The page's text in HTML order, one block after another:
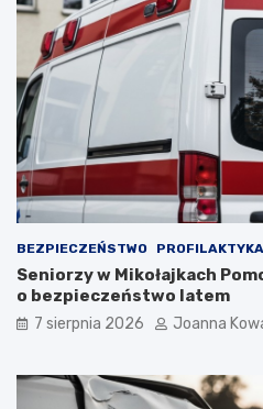
BEZPIECZEŃSTWO PROFILAKTYKA
Seniorzy w Mikołajkach
o bezpieczeństwo latem
7 sierpnia 2026 Joanna